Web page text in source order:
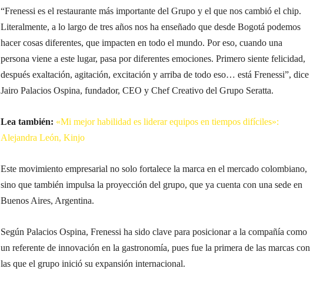
“Frenessi es el restaurante más importante del Grupo y el que nos cambió el chip.
Literalmente, a lo largo de tres años nos ha enseñado que desde Bogotá podemos
hacer cosas diferentes, que impacten en todo el mundo. Por eso, cuando una
persona viene a este lugar, pasa por diferentes emociones. Primero siente felicidad,
después exaltación, agitación, excitación y arriba de todo eso… está Frenessi”, dice
Jairo Palacios Ospina, fundador, CEO y Chef Creativo del Grupo Seratta.
Lea también: «Mi mejor habilidad es liderar equipos en tiempos difíciles»:
Alejandra León, Kinjo
Este movimiento empresarial no solo fortalece la marca en el mercado colombiano,
sino que también impulsa la proyección del grupo, que ya cuenta con una sede en
Buenos Aires, Argentina.
Según Palacios Ospina, Frenessi ha sido clave para posicionar a la compañía como
un referente de innovación en la gastronomía, pues fue la primera de las marcas con
las que el grupo inició su expansión internacional.